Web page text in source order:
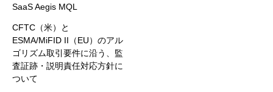
SaaS Aegis MQL
CFTC（米）と
ESMA/MiFID II（EU）のアル
ゴリズム取引要件に沿う、監
査証跡・説明責任対応方針に
ついて